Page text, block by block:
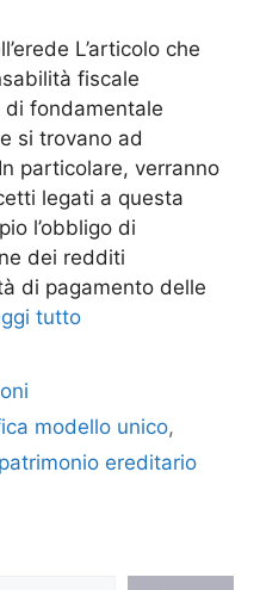
L’articolo che
fiscale
di fondamentale
si trovano ad
particolare, verranno
legati a questa
l’obbligo di
dei redditi
di pagamento delle
tutto
modello unico,
ereditario